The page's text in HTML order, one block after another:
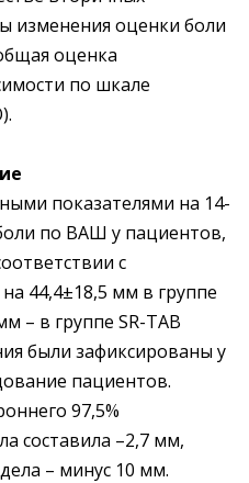
изменения оценки боли
оценка
по шкале
показателями на 14-
по ВАШ у пациентов,
с
44,4±18,5 мм в группе
– в группе SR-TAB
были зафиксированы у
пациентов.
97,5%
составила –2,7 мм,
– минус 10 мм.